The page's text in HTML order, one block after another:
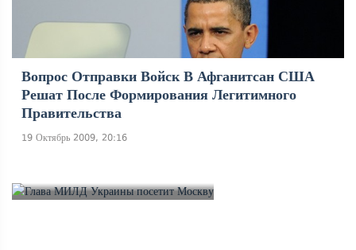
Вопрос Отправки Войск В Афганитсан США
Решат После Формирования Легитимного
Правительства
19 Октябрь 2009, 20:16